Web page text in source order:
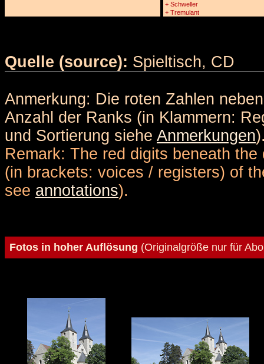
+ Schweller
+ Tremulant
Quelle (source): Spieltisch, CD
Anmerkung: Die roten Zahlen
Anzahl der Ranks (in Klammern:
und Sortierung siehe Anmerkungen
Remark: The red digits beneath
(in brackets: voices / registers) of
see annotations).
Fotos in hoher Auflösung (Originalgröße nur für